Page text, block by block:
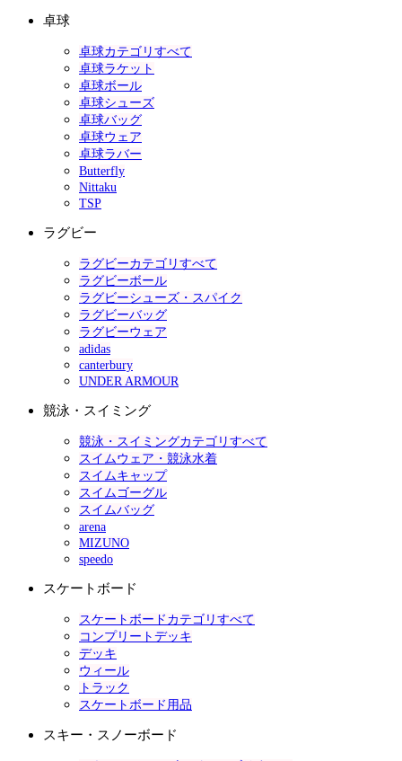
卓球
卓球カテゴリすべて
卓球ラケット
卓球ボール
卓球シューズ
卓球バッグ
卓球ウェア
卓球ラバー
Butterfly
Nittaku
TSP
ラグビー
ラグビーカテゴリすべて
ラグビーボール
ラグビーシューズ・スパイク
ラグビーバッグ
ラグビーウェア
adidas
canterbury
UNDER ARMOUR
競泳・スイミング
競泳・スイミングカテゴリすべて
スイムウェア・競泳水着
スイムキャップ
スイムゴーグル
スイムバッグ
arena
MIZUNO
speedo
スケートボード
スケートボードカテゴリすべて
コンプリートデッキ
デッキ
ウィール
トラック
スケートボード用品
スキー・スノーボード